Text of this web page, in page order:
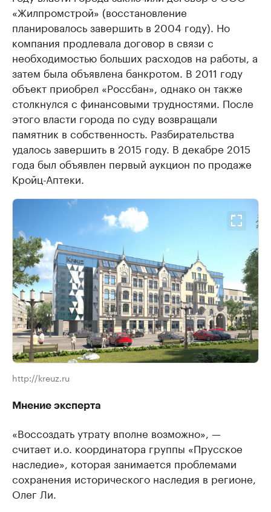
«Жилпромстрой» (восстановление
планировалось завершить в 2004 году). Но
компания продлевала договор в связи с
необходимостью больших расходов на работы, а
затем была объявлена банкротом. В 2011 году
объект приобрел «Россбан», однако он также
столкнулся с финансовыми трудностями. После
этого власти города по суду возвращали
памятник в собственность. Разбирательства
удалось завершить в 2015 году. В декабре 2015
года был объявлен первый аукцион по продаже
Кройц-Аптеки.
http://kreuz.ru
Мнение эксперта
«Воссоздать утрату вполне возможно», —
считает и.о. координатора группы «Прусское
наследие», которая занимается проблемами
сохранения исторического наследия в регионе,
Олег Ли.